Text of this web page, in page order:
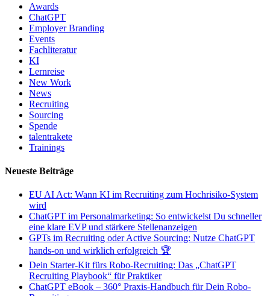
Awards
ChatGPT
Employer Branding
Events
Fachliteratur
KI
Lernreise
New Work
News
Recruiting
Sourcing
Spende
talentrakete
Trainings
Neueste Beiträge
EU AI Act: Wann KI im Recruiting zum Hochrisiko-System
wird
ChatGPT im Personalmarketing: So entwickelst Du schneller
eine klare EVP und stärkere Stellenanzeigen
GPTs im Recruiting oder Active Sourcing: Nutze ChatGPT
hands-on und wirklich erfolgreich 🏆
Dein Starter-Kit fürs Robo-Recruiting: Das „ChatGPT
Recruiting Playbook“ für Praktiker
ChatGPT eBook – 360° Praxis-Handbuch für Dein Robo-